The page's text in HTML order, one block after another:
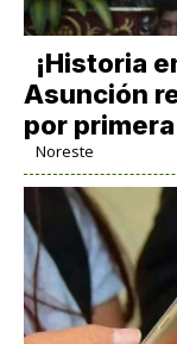
​¡Historia
Asunción
por
Noreste